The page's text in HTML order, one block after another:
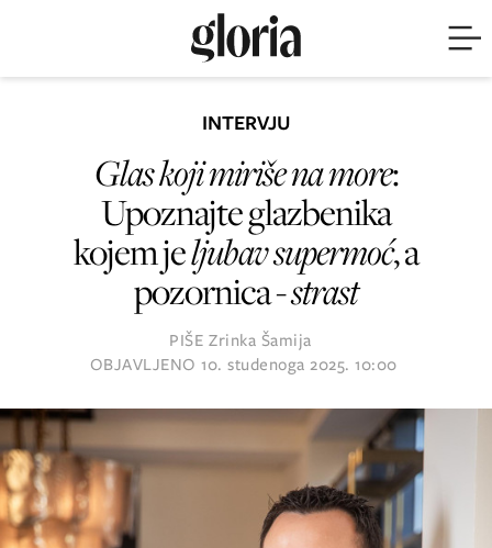
INTERVJU
Glas koji miriše na more:
Upoznajte glazbenika
kojem jeljubav supermoć, a
pozornica -strast
PIŠE Zrinka Šamija
OBJAVLJENO 10. studenoga 2025. 10:00